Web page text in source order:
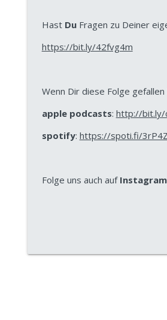
286 Schwankende
Hast DuFragen zu Deiner
https://bit.ly/42fvg4m
Wenn Dir diese Folge gefallen
apple podcasts: http://bit.ly/
spotify: https://spoti.fi/
Folge uns auch auf Instagram